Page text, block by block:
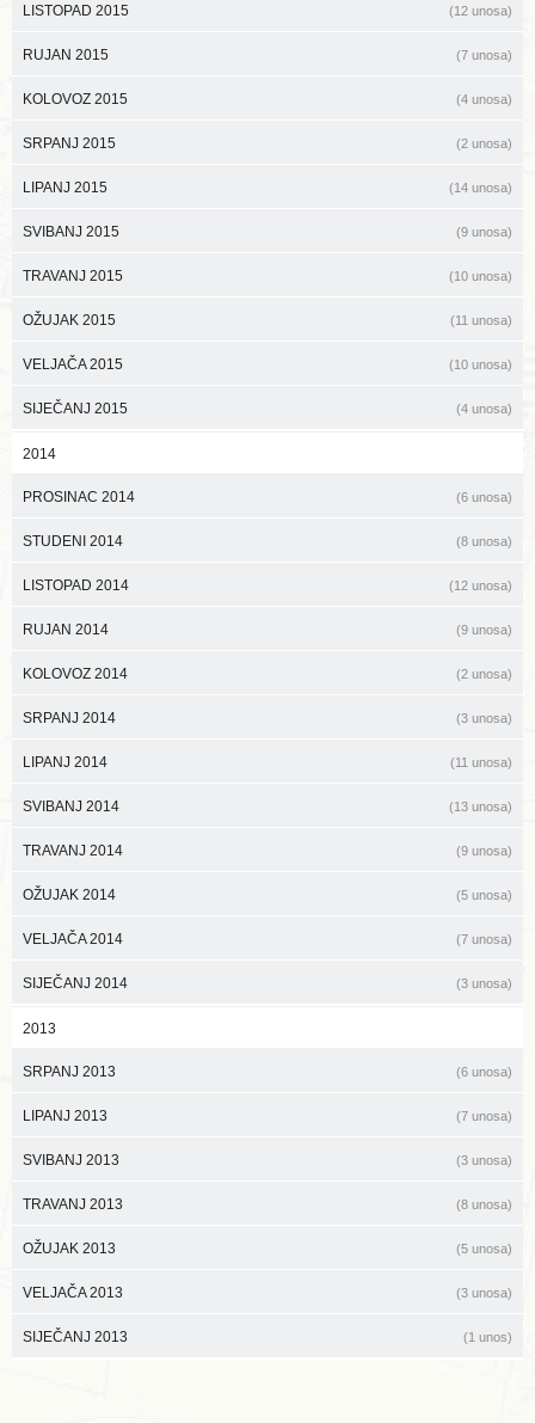
LISTOPAD 2015 (12 unosa)
RUJAN 2015 (7 unosa)
KOLOVOZ 2015 (4 unosa)
SRPANJ 2015 (2 unosa)
LIPANJ 2015 (14 unosa)
SVIBANJ 2015 (9 unosa)
TRAVANJ 2015 (10 unosa)
OŽUJAK 2015 (11 unosa)
VELJAČA 2015 (10 unosa)
SIJEČANJ 2015 (4 unosa)
2014
PROSINAC 2014 (6 unosa)
STUDENI 2014 (8 unosa)
LISTOPAD 2014 (12 unosa)
RUJAN 2014 (9 unosa)
KOLOVOZ 2014 (2 unosa)
SRPANJ 2014 (3 unosa)
LIPANJ 2014 (11 unosa)
SVIBANJ 2014 (13 unosa)
TRAVANJ 2014 (9 unosa)
OŽUJAK 2014 (5 unosa)
VELJAČA 2014 (7 unosa)
SIJEČANJ 2014 (3 unosa)
2013
SRPANJ 2013 (6 unosa)
LIPANJ 2013 (7 unosa)
SVIBANJ 2013 (3 unosa)
TRAVANJ 2013 (8 unosa)
OŽUJAK 2013 (5 unosa)
VELJAČA 2013 (3 unosa)
SIJEČANJ 2013 (1 unos)